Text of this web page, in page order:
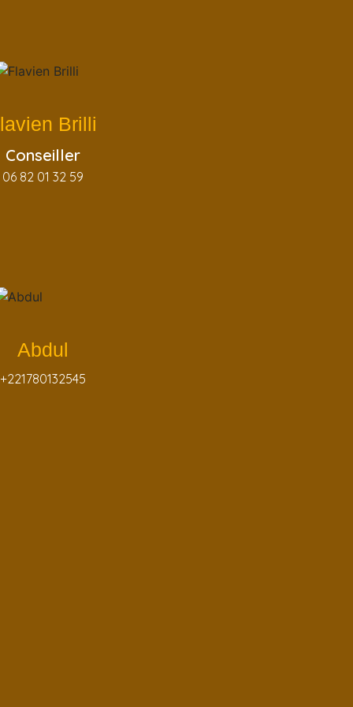
Brilli
Conseiller
06 82 01 32 59
Abdul
+221780132545